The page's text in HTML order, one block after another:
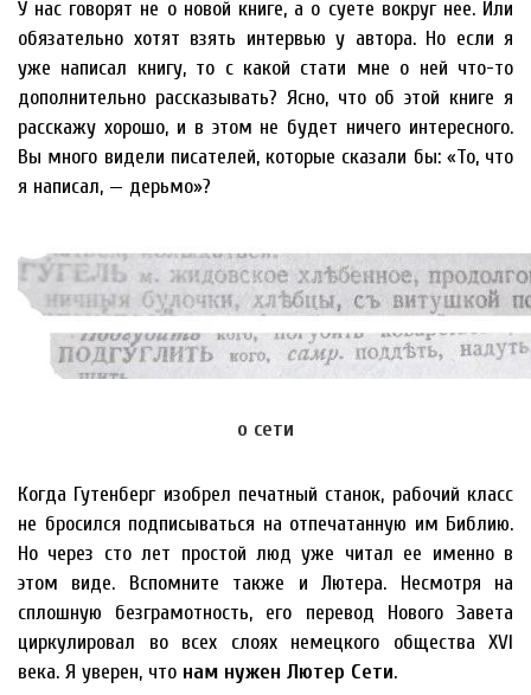
У нас говорят не о новой книге, а о суете вокруг нее. Или
обязательно хотят взять интервью у автора. Но если я
уже написал книгу, то с какой стати мне о ней что-то
дополнительно рассказывать? Ясно, что об этой книге я
расскажу хорошо, и в этом не будет ничего интересного.
Вы много видели писателей, которые сказали бы: «То, что
я написал, — дерьмо»?
о сети
Когда Гутенберг изобрел печатный станок, рабочий класс
не бросился подписываться на отпечатанную им Библию.
Но через сто лет простой люд уже читал ее именно в
этом виде. Вспомните также и Лютера. Несмотря на
сплошную безграмотность, его перевод Нового Завета
циркулировал во всех слоях немецкого общества XVI
века. Я уверен, что нам нужен Лютер Сети.